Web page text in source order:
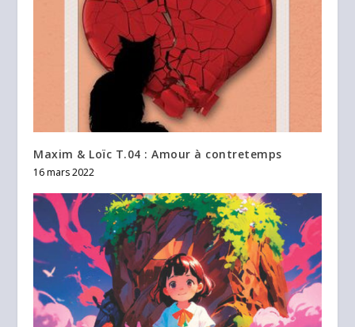
Maxim & Loïc T.04 : Amour à contretemps
16 mars 2022